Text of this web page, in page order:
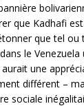
que Kadhafi
que tel ou
le Venezuela
une
différent –
sociale